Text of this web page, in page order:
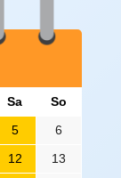
Sa
So
5
6
12
13